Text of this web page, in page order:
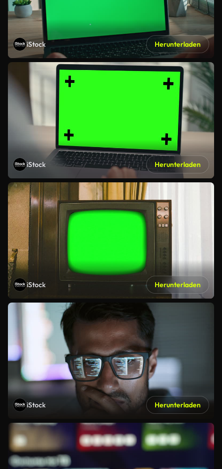
iStock Herunterladen
iStock Herunterladen
iStock Herunterladen
iStock Herunterladen